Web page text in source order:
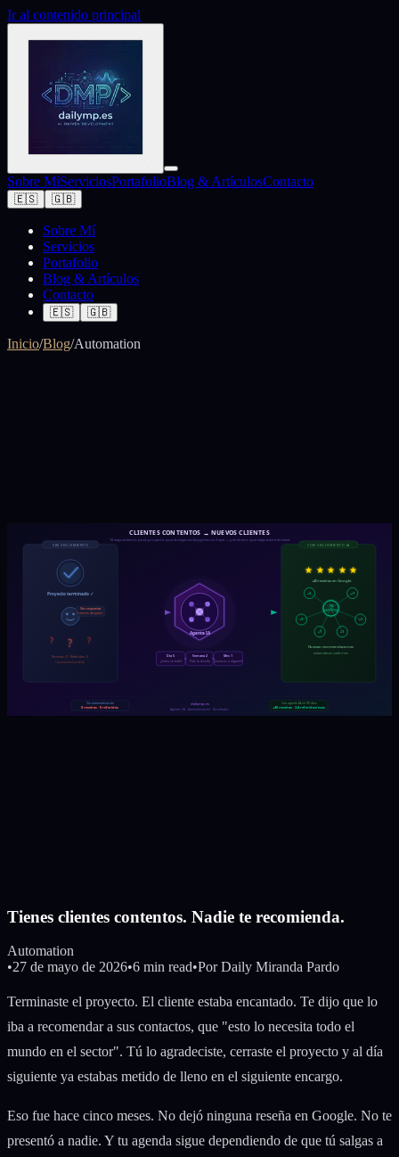
Ir al contenido principal
Sobre MíServiciosPortafolioBlog & ArtículosContacto
🇪🇸 🇬🇧
Sobre Mí
Servicios
Portafolio
Blog & Artículos
Contacto
🇪🇸 🇬🇧
Inicio/Blog/Automation
Tienes clientes contentos. Nadie te recomienda.
Automation
•27 de mayo de 2026•6 min read•Por Daily Miranda Pardo
Terminaste el proyecto. El cliente estaba encantado. Te dijo que lo
iba a recomendar a sus contactos, que "esto lo necesita todo el
mundo en el sector". Tú lo agradeciste, cerraste el proyecto y al día
siguiente ya estabas metido de lleno en el siguiente encargo.
Eso fue hace cinco meses. No dejó ninguna reseña en Google. No te
presentó a nadie. Y tu agenda sigue dependiendo de que tú salgas a